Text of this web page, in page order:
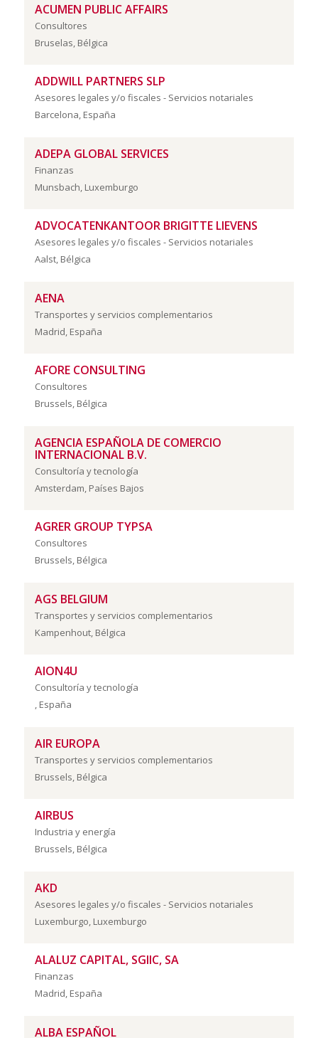
ACUMEN PUBLIC AFFAIRS
Consultores
Bruselas, Bélgica
ADDWILL PARTNERS SLP
Asesores legales y/o fiscales - Servicios notariales
Barcelona, España
ADEPA GLOBAL SERVICES
Finanzas
Munsbach, Luxemburgo
ADVOCATENKANTOOR BRIGITTE LIEVENS
Asesores legales y/o fiscales - Servicios notariales
Aalst, Bélgica
AENA
Transportes y servicios complementarios
Madrid, España
AFORE CONSULTING
Consultores
Brussels, Bélgica
AGENCIA ESPAÑOLA DE COMERCIO
INTERNACIONAL B.V.
Consultoría y tecnología
Amsterdam, Países Bajos
AGRER GROUP TYPSA
Consultores
Brussels, Bélgica
AGS BELGIUM
Transportes y servicios complementarios
Kampenhout, Bélgica
AION4U
Consultoría y tecnología
, España
AIR EUROPA
Transportes y servicios complementarios
Brussels, Bélgica
AIRBUS
Industria y energía
Brussels, Bélgica
AKD
Asesores legales y/o fiscales - Servicios notariales
Luxemburgo, Luxemburgo
ALALUZ CAPITAL, SGIIC, SA
Finanzas
Madrid, España
ALBA ESPAÑOL